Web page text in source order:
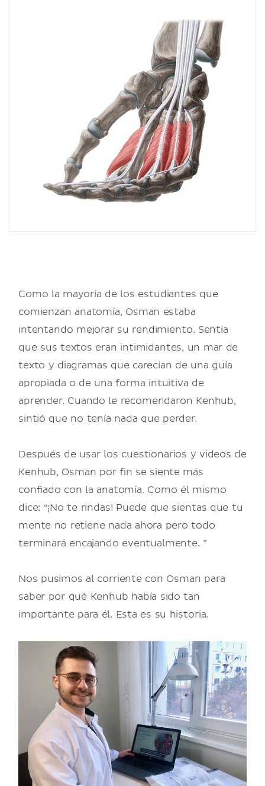
Como la mayoría de los estudiantes que
comienzan anatomía, Osman estaba
intentando mejorar su rendimiento. Sentía
que sus textos eran intimidantes, un mar de
texto y diagramas que carecían de una guía
apropiada o de una forma intuitiva de
aprender. Cuando le recomendaron Kenhub,
sintió que no tenía nada que perder.
Después de usar los cuestionarios y videos de
Kenhub, Osman por fin se siente más
confiado con la anatomía. Como él mismo
dice: “¡No te rindas! Puede que sientas que tu
mente no retiene nada ahora pero todo
terminará encajando eventualmente. ”
Nos pusimos al corriente con Osman para
saber por qué Kenhub había sido tan
importante para él. Esta es su historia.